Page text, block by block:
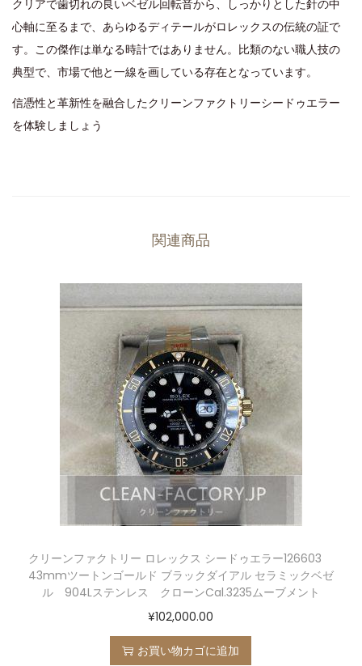
クリアで歯切れの良いベゼル回転音から、しっかりとした針の中
心軸に至るまで、あらゆるディテールがロレックスの伝統の証で
す。この傑作は単なる時計ではありません。比類のない職人技の
典型で、市場で他と一線を画している存在となっています。
信憑性と革新性を融合したクリーンファクトリーシードゥエラー
を体験しましょう
関連商品
クリーンファクトリー ロレックス シードゥエラー126603
43mmツートンゴールド ブラックダイアル セラミックベゼ
ル 904Lステンレス クローンCal.3235ムーブメント
¥102,000.00
お買い物カゴに追加